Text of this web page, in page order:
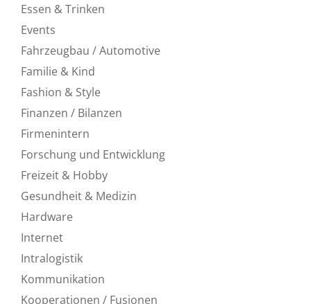
Essen & Trinken
Events
Fahrzeugbau / Automotive
Familie & Kind
Fashion & Style
Finanzen / Bilanzen
Firmenintern
Forschung und Entwicklung
Freizeit & Hobby
Gesundheit & Medizin
Hardware
Internet
Intralogistik
Kommunikation
Kooperationen / Fusionen